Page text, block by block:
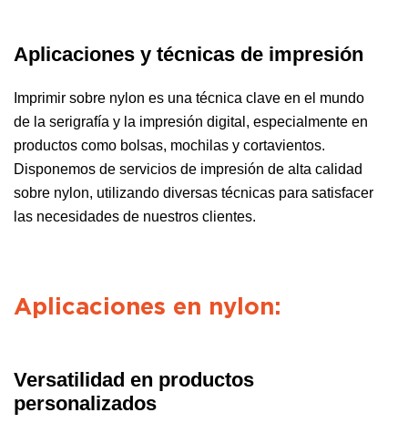
Aplicaciones y técnicas de impresión
Imprimir sobre nylon es una técnica clave en el mundo
de la serigrafía y la impresión digital, especialmente en
productos como bolsas, mochilas y cortavientos.
Disponemos de servicios de impresión de alta calidad
sobre nylon, utilizando diversas técnicas para satisfacer
las necesidades de nuestros clientes.
Aplicaciones en nylon:
Versatilidad en productos
personalizados